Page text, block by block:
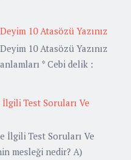
10 Atasözü Yazınız
10 Atasözü Yazınız
* Cebi delik :
Test Soruları Ve
İlgili Test Soruları Ve
mesleği nedir? A)